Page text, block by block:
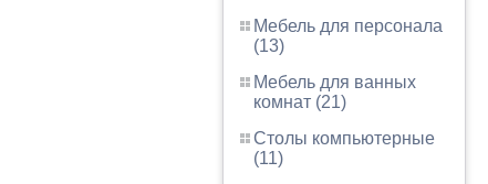
Мебель для персонала
(13)
Мебель для ванных
комнат (21)
Столы компьютерные
(11)